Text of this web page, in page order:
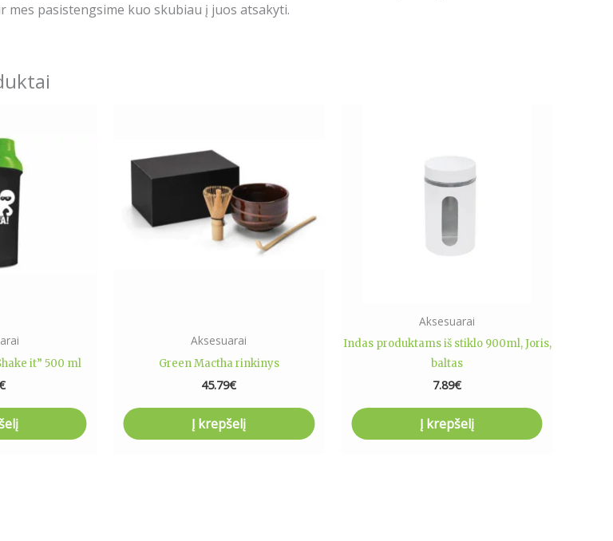
mes pasistengsime kuo skubiau į juos atsakyti.
it” 500 ml
Aksesuarai
Green Mactha rinkinys
45.79€
Į krepšelį
Aksesuarai
Indas produktams iš stiklo 900ml, Joris,
baltas
7.89€
Į krepšelį